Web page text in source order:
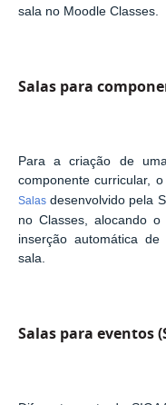
sala no Moodle Classes.
Salas para
Para a criação de
componente curricular,
Salas desenvolvido pela
no Classes, alocando
inserção automática
sala.
Salas para eventos